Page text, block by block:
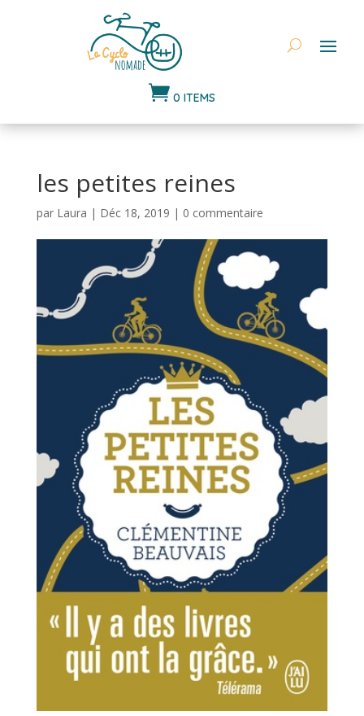
 0 ITEMS
les petites reines
par Laura | Déc 18, 2019 | 0 commentaire